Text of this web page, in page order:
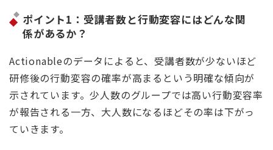
ポイント1：受講者数と行動変容にはどんな関
係があるか？
Actionableのデータによると、受講者数が少ないほど
研修後の行動変容の確率が高まるという明確な傾向が
示されています。少人数のグループでは高い行動変容率
が報告される一方、大人数になるほどその率は下がっ
ていきます。